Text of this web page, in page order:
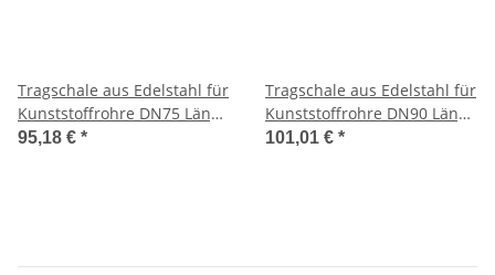
Tragschale aus Edelstahl für
Kunststoffrohre DN75 Länge
2000mm 1.4301
95,18 € *
Tragschale aus Edelstahl für
Kunststoffrohre DN90 Länge
2000mm 1.4301
101,01 € *